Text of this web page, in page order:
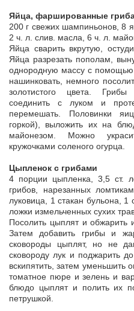
Яйца, фаршированные
200 г свежих шампиньонов, 8
2 ч. л. слив. масла, 6 ч. л.
Яйца сварить вкрутую,
Яйца разрезать пополам,
однородную массу с
нашинковать, немного
золотистого цвета.
соединить с луком и
перемешать. Половинки
горкой), выложить их на
майонезом. Можно
кружочками соленого огурца.
Цыпленок с грибами
4 порции цыпленка, 3,5 ст.
грибов, нарезанных
луковица, 1 стакан бульона, 1
ложки измельченных сухих
Посолить цыплят и обжарить
Затем добавить грибы и
сковороды цыплят, но не
сковороду лук и поджарить
вскипятить, затем уменьшить
томатное пюре и зелень и
блюдо цыплят и полить их
петрушкой.